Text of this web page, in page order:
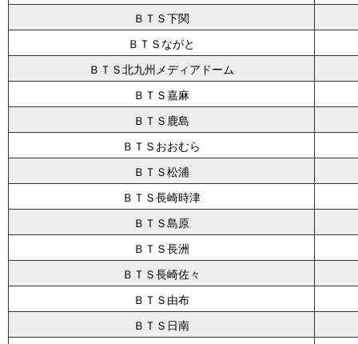
ＢＴＳ下関
ＢＴＳながと
ＢＴＳ北九州メディアドーム
ＢＴＳ嘉麻
ＢＴＳ鹿島
ＢＴＳおおむら
ＢＴＳ松浦
ＢＴＳ長崎時津
ＢＴＳ島原
ＢＴＳ長洲
ＢＴＳ長崎佐々
ＢＴＳ由布
ＢＴＳ日南